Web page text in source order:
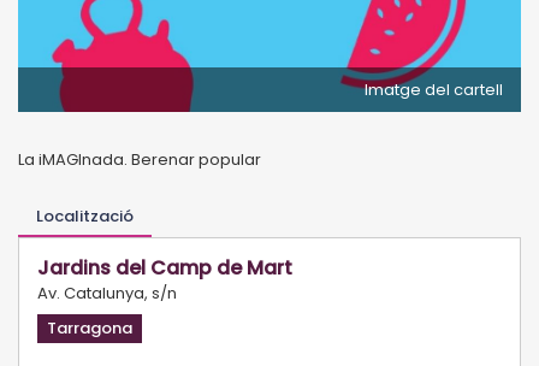
Imatge del cartell
La iMAGInada. Berenar popular
Localització
Jardins del Camp de Mart
Av. Catalunya, s/n
Tarragona